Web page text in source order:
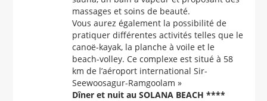
massages et soins de beauté.
Vous aurez également la possibilité de
pratiquer différentes activités telles que le
canoë-kayak, la planche à voile et le
beach-volley. Ce complexe est situé à 58
km de l’aéroport international Sir-
Seewoosagur-Ramgoolam »
Dîner et nuit au SOLANA BEACH ****